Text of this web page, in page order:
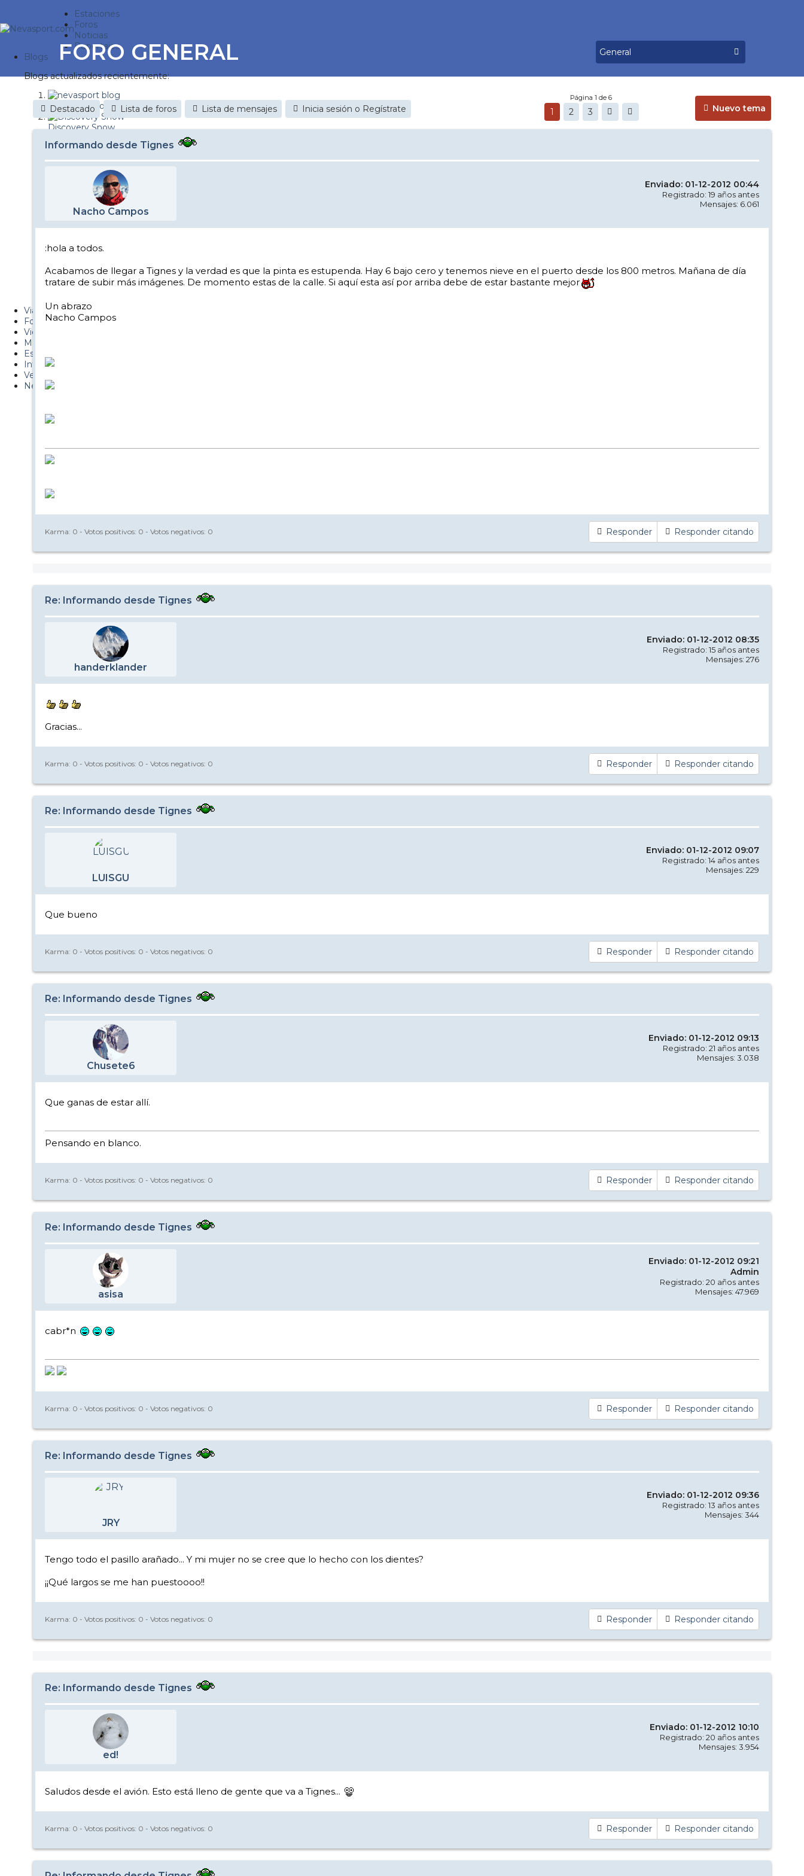
Estaciones
Foros
Noticias
Reportajes
Blogs
Blogs actualizados recientemente:
nevasport blog
Discovery Snow
Brasil
It's a powder da
Diario de un friki
Nevasport Chile
PUCAF - Blog
Viajes
Fotos
Videos
Material
Esquí Pro
Infonieve
Verano
Nevalog
FORO GENERAL
Nuevo tema
Destacado Lista de foros Lista de mensajes Inicia sesión o Regístrate
Página 1 de 6
1 2 3
Informando desde Tignes
Nacho Campos
Enviado: 01-12-2012 00:44
Registrado: 19 años antes
Mensajes: 6.061
:hola a todos.
Acabamos de llegar a Tignes y la verdad es que la pinta es estupenda. Hay 6 bajo cero y tenemos nieve en el puerto desde los 800 metros. Mañana de día
tratare de subir más imágenes. De momento estas de la calle. Si aquí esta así por arriba debe de estar bastante mejor
Un abrazo
Nacho Campos
Responder Responder citando
Karma: 0 - Votos positivos: 0 - Votos negativos: 0
Re: Informando desde Tignes
handerklander
Enviado: 01-12-2012 08:35
Registrado: 15 años antes
Mensajes: 276
Gracias...
Responder Responder citando
Karma: 0 - Votos positivos: 0 - Votos negativos: 0
Re: Informando desde Tignes
LUISGU
Enviado: 01-12-2012 09:07
Registrado: 14 años antes
Mensajes: 229
Que bueno
Responder Responder citando
Karma: 0 - Votos positivos: 0 - Votos negativos: 0
Re: Informando desde Tignes
Chusete6
Enviado: 01-12-2012 09:13
Registrado: 21 años antes
Mensajes: 3.038
Que ganas de estar allí.
Pensando en blanco.
Responder Responder citando
Karma: 0 - Votos positivos: 0 - Votos negativos: 0
Re: Informando desde Tignes
asisa
Enviado: 01-12-2012 09:21
Admin
Registrado: 20 años antes
Mensajes: 47.969
cabr*n
Responder Responder citando
Karma: 0 - Votos positivos: 0 - Votos negativos: 0
Re: Informando desde Tignes
JRY
Enviado: 01-12-2012 09:36
Registrado: 13 años antes
Mensajes: 344
Tengo todo el pasillo arañado... Y mi mujer no se cree que lo hecho con los dientes?
¡¡Qué largos se me han puestoooo!!
Responder Responder citando
Karma: 0 - Votos positivos: 0 - Votos negativos: 0
Re: Informando desde Tignes
ed!
Enviado: 01-12-2012 10:10
Registrado: 20 años antes
Mensajes: 3.954
Saludos desde el avión. Esto está lleno de gente que va a Tignes...
Responder Responder citando
Karma: 0 - Votos positivos: 0 - Votos negativos: 0